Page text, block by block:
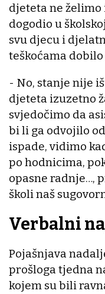
djeteta ne
dogodio u
svu djecu i
teškoćama
- No, stanje nije
djeteta izuzetno
svjedočimo da
bi li ga odvojilo
ispade, vidimo
po hodnicima,
opasne radnje…,
školi naš
Verbalni
Pojašnjava
prošloga tjedna
kojem su bili